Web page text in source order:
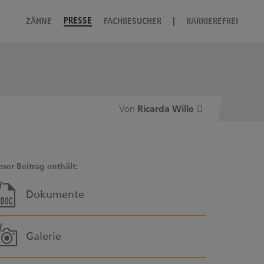
ZÄHNE PRESSE FACHBESUCHER BARRIEREFREI
Ricarda Wille
Beitrag enthält:
Dokumente
Galerie